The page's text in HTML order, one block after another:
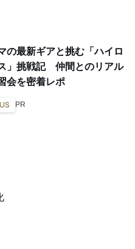
の最新ギアと挑む「ハイロ
」挑戦記 仲間とのリアル
会を密着レポ
PR